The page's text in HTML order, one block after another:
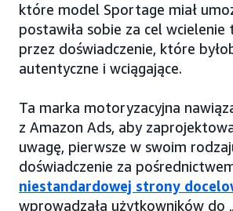
które model Sportage miał
postawiła sobie za cel wcielenie
przez doświadczenie, które
autentyczne i wciągające.
Ta marka motoryzacyjna
z Amazon Ads, aby
uwagę, pierwsze w swoim
doświadczenie za
niestandardowej strony
wprowadzała użytkowników do